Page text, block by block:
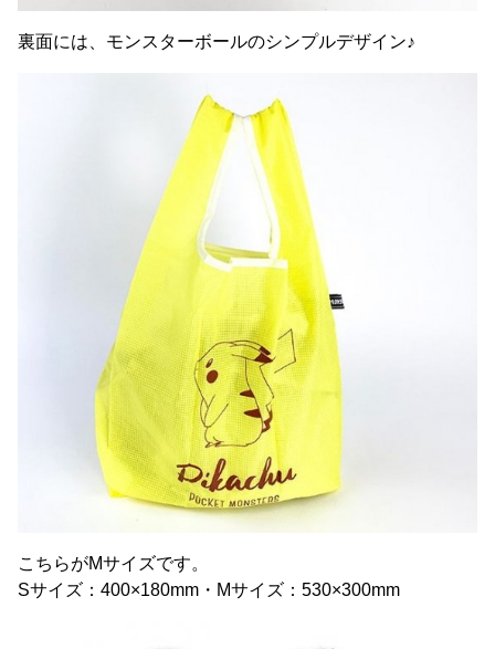
裏面には、モンスターボールのシンプルデザイン♪
こちらがMサイズです。
Sサイズ：400×180mm・Mサイズ：530×300mm